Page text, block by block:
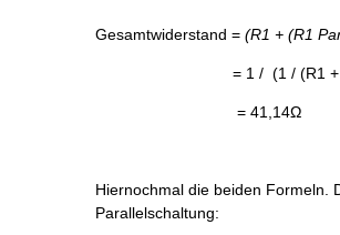
Gesamtwiderstand = (R1 + (R1
= 1 / (1 / (R1 + 1/(1/R1
= 41,14Ω
Hiernochmal die beiden Formeln.
Parallelschaltung: